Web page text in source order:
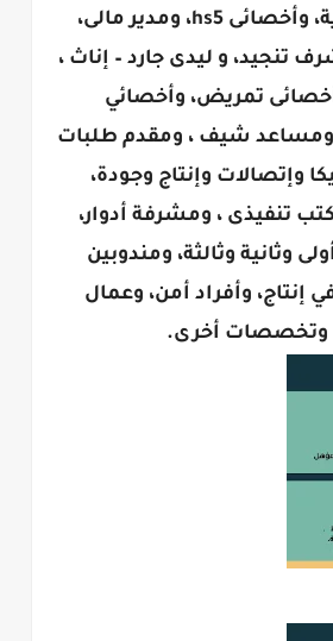
تسويق، ومسؤول إئتمان، ومحاسبين، ومسؤول شؤون إدارية، وأخصائى hs5، ومدير مالى،
و ليدى جارد – إناث ،
تمريض، وأخصائي
ومساعد شيف ، ومقدم طلبات
وإتصالات وإنتاج وجودة،
تنفيذى ، ومشرفة أدوار،
وثانية وثالثة، ومندوبين
وأفراد أمن، وعمال
وتخصصات أخرى.